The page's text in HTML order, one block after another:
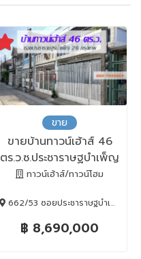
ขาย
ขายบ้านทาวน์เฮ้าส์ 46
ตร.ว.ซ.ประชาราษฐบำเพ็ญ
26 ห้วยขวาง ทำเลดี
ทาวน์เฮ้าส์/ทาวน์โฮม
662/53 ซอยประชาราษฐบำเพ็ญ 26 แยก 4, ห้วยขวาง, BANGKOK , 10310
฿ 8,690,000